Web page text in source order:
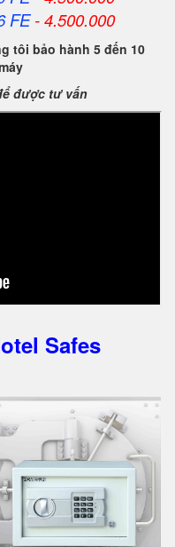
FE- 4.500.000
tôi bảo hành 5 đến 10
được tư vấn
Safes